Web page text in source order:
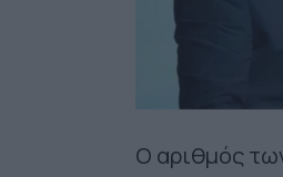
Ο αριθμός